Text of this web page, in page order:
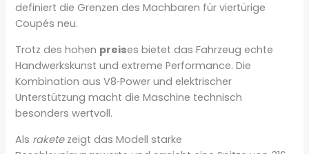
definiert die Grenzen des Machbaren für viertürige
Coupés neu.
Trotz des hohen preises bietet das Fahrzeug echte
Handwerkskunst und extreme Performance. Die
Kombination aus V8‑Power und elektrischer
Unterstützung macht die Maschine technisch
besonders wertvoll.
Als raketezeigt das Modell starke